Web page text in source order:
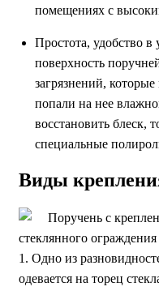
помещениях с
Простота, удобство в
поверхность
загрязнений,
попали на нее
восстановить блеск,
специальные
Виды
1. Одно из
одевается на торец